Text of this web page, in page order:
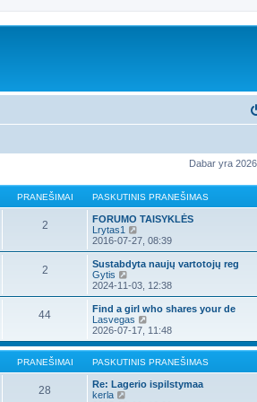
Dabar yra
PRANEŠIMAI PASKUTINIS PRANEŠIMAS
2
FORUMO TAISYKLĖS
Lrytas1
e
r
ž
ū
ė
t
i
n
a
u
j
a
u
2016-07-27, 08:39
2
Sustabdyta naujų vartotojų reg
Gytis
e
r
ž
i
ū
ė
t
i
n
2024-11-03, 12:38
44
Find a girl who shares your de
Lasvegas
e
r
ž
i
ū
r
2026-07-17, 11:48
PRANEŠIMAI PASKUTINIS PRANEŠIMAS
28
Re: Lagerio ispilstymaa
kerla